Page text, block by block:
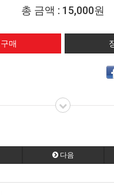
총 금액 : 15,000원
다음